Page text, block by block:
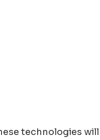
technologies will